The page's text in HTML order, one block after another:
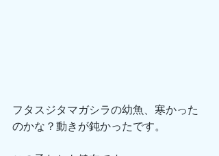
フタスジタマガシラの幼魚、寒かった
のかな？動きが鈍かったです。